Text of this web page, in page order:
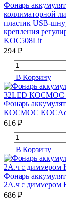
Фонарь
коллиматорной
пластик USB-
крепления
KOC508Lit
294 ₽
В Корзину
Фонарь
КОСМОС
616 ₽
В Корзину
Фонарь
2А.ч с
686 ₽